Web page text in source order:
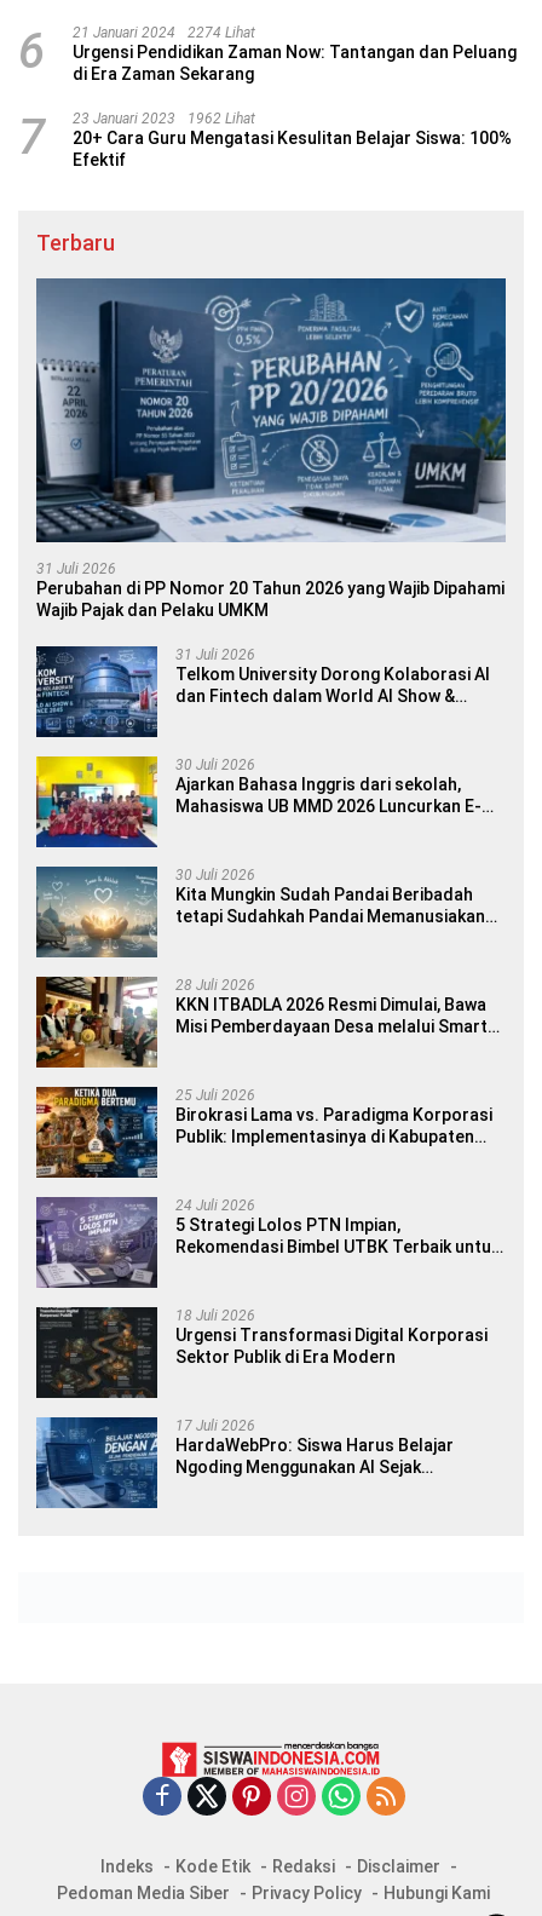
6 21 Januari 2024 2274 Lihat
Urgensi Pendidikan Zaman Now: Tantangan dan Peluang
di Era Zaman Sekarang
7 23 Januari 2023 1962 Lihat
20+ Cara Guru Mengatasi Kesulitan Belajar Siswa: 100%
Efektif
Terbaru
31 Juli 2026
Perubahan di PP Nomor 20 Tahun 2026 yang Wajib Dipahami
Wajib Pajak dan Pelaku UMKM
31 Juli 2026
Telkom University Dorong Kolaborasi AI
dan Fintech dalam World AI Show &
30 Juli 2026
Ajarkan Bahasa Inggris dari sekolah,
Mahasiswa UB MMD 2026 Luncurkan E-
30 Juli 2026
Kita Mungkin Sudah Pandai Beribadah
tetapi Sudahkah Pandai Memanusiakan
28 Juli 2026
KKN ITBADLA 2026 Resmi Dimulai, Bawa
Misi Pemberdayaan Desa melalui Smart
25 Juli 2026
Birokrasi Lama vs. Paradigma Korporasi
Publik: Implementasinya di Kabupaten
24 Juli 2026
5 Strategi Lolos PTN Impian,
Rekomendasi Bimbel UTBK Terbaik untuk
18 Juli 2026
Urgensi Transformasi Digital Korporasi
Sektor Publik di Era Modern
17 Juli 2026
HardaWebPro: Siswa Harus Belajar
Ngoding Menggunakan AI Sejak
Indeks Kode Etik Redaksi
Disclaimer
Pedoman Media Siber
Privacy Policy Hubungi Kami